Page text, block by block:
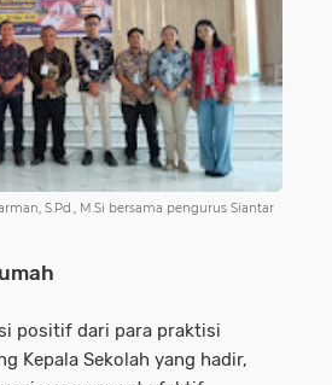
S.Pd., M.Si bersama pengurus Siantar
positif dari para praktisi
Kepala Sekolah yang hadir,